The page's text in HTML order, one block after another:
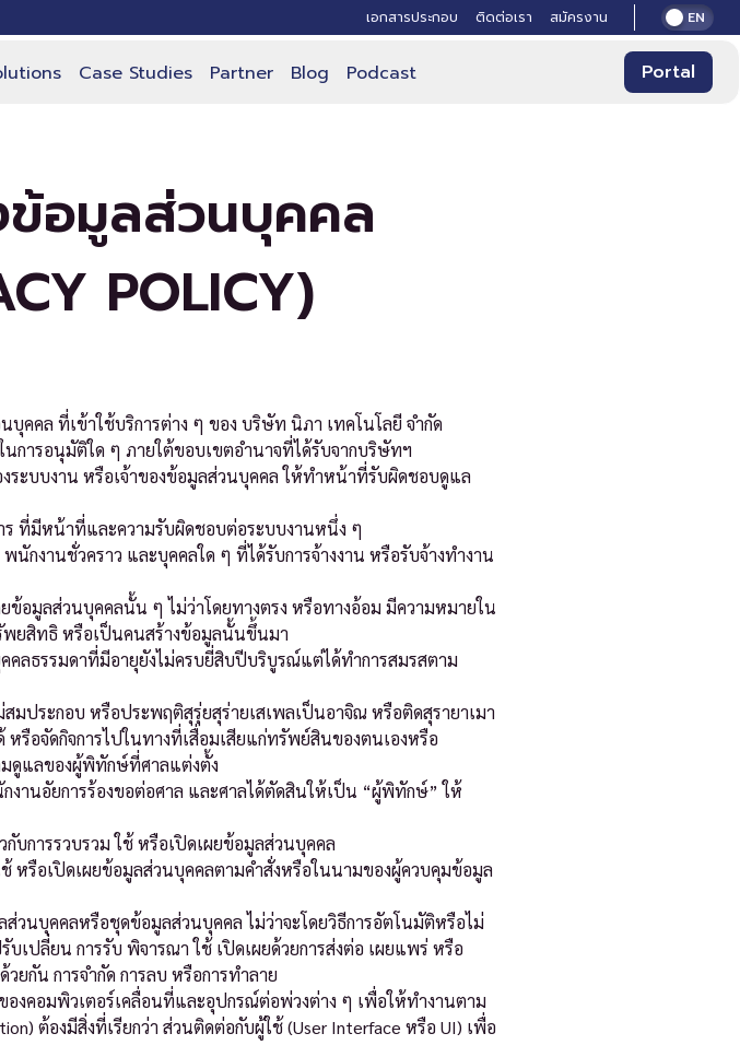
เอกสารประกอบ ติดต่อเรา สมัครงาน EN
Case Studies Partner Blog Podcast Portal
อมูลส่วนบุคคล
POLICY)
คคล ที่เข้าใช้บริการต่าง ๆ ของ บริษัท นิภา เทคโนโลยี จำกัด
การอนุมัติใด ๆ ภายใต้ขอบเขตอำนาจที่ได้รับจากบริษัทฯ
ระบบงาน หรือเจ้าของข้อมูลส่วนบุคคล ให้ทำหน้าที่รับผิดชอบดูแล
ร ที่มีหน้าที่และความรับผิดชอบต่อระบบงานหนึ่ง ๆ
กงานชั่วคราว และบุคคลใด ๆ ที่ได้รับการจ้างงาน หรือรับจ้างทำงาน
ข้อมูลส่วนบุคคลนั้น ๆ ไม่ว่าโดยทางตรง หรือทางอ้อม มีความหมายใน
ยสิทธิ หรือเป็นคนสร้างข้อมูลนั้นขึ้นมา
ลธรรมดาที่มีอายุยังไม่ครบยี่สิบปีบริบูรณ์แต่ได้ทำการสมรสตาม
ประกอบ หรือประพฤติสุรุ่ยสุร่ายเสเพลเป็นอาจิณ หรือติดสุรายาเมา
รือจัดกิจการไปในทางที่เสื่อมเสียแก่ทรัพย์สินของตนเองหรือ
มดูแลของผู้พิทักษ์ที่ศาลแต่งตั้ง
านอัยการร้องขอต่อศาล และศาลได้ตัดสินให้เป็น “ผู้พิทักษ์” ให้
การรวบรวม ใช้ หรือเปิดเผยข้อมูลส่วนบุคคล
ช้ หรือเปิดเผยข้อมูลส่วนบุคคลตามคำสั่งหรือในนามของผู้ควบคุมข้อมูล
วนบุคคลหรือชุดข้อมูลส่วนบุคคล ไม่ว่าจะโดยวิธีการอัตโนมัติหรือไม่
เปลี่ยน การรับ พิจารณา ใช้ เปิดเผยด้วยการส่งต่อ เผยแพร่ หรือ
ยกัน การจำกัด การลบ หรือการทำลาย
งคอมพิวเตอร์เคลื่อนที่และอุปกรณ์ต่อพ่วงต่าง ๆ เพื่อให้ทำงานตาม
ต้องมีสิ่งที่เรียกว่า ส่วนติดต่อกับผู้ใช้ (User Interface หรือ UI) เพื่อ